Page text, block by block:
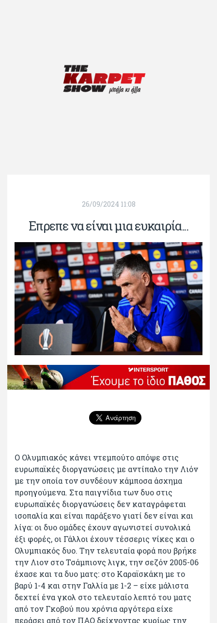
26/09/2024 11:08
Επρεπε να είναι μια ευκαιρία...
Ο Ολυμπιακός κάνει ντεμπούτο απόψε στις
ευρωπαϊκές διοργανώσεις με αντίπαλο την Λιόν
με την οποία τον συνδέουν κάμποσα άσχημα
προηγούμενα. Στα παιγνίδια των δυο στις
ευρωπαϊκές διοργανώσεις δεν καταγράφεται
ισοπαλία και είναι παράξενο γιατί δεν είναι και
λίγα: οι δυο ομάδες έχουν αγωνιστεί συνολικά
έξι φορές, οι Γάλλοι έχουν τέσσερις νίκες και ο
Ολυμπιακός δυο. Την τελευταία φορά που βρήκε
την Λιον στο Τσάμπιονς λιγκ, την σεζόν 2005-06
έχασε και τα δυο ματς: στο Καραϊσκάκη με το
βαρύ 1-4 και στην Γαλλία με 1-2 – είχε μάλιστα
δεχτεί ένα γκολ στο τελευταίο λεπτό του ματς
από τον Γκοβού που χρόνια αργότερα είχε
περάσει από τον ΠΑΟ δείχνοντας κυρίως την